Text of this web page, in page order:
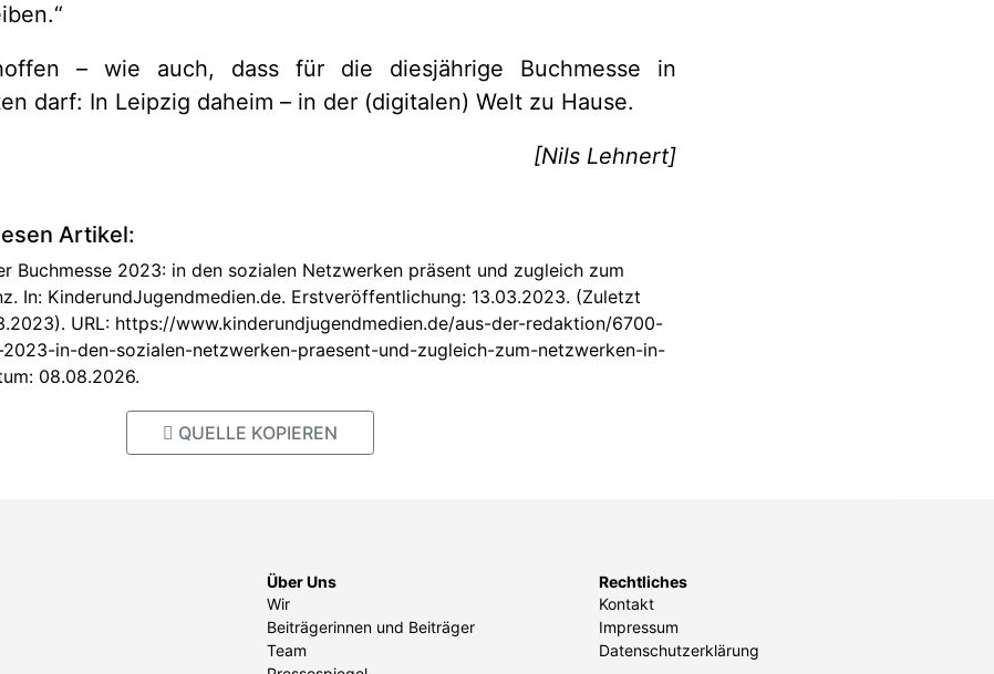
– wie auch, dass für die diesjährige Buchmesse in
darf: In Leipzig daheim – in der (digitalen) Welt zu Hause.
[Nils Lehnert]
Artikel:
Buchmesse 2023: in den sozialen Netzwerken präsent und zugleich zum
In: KinderundJugendmedien.de. Erstveröffentlichung: 13.03.2023. (Zuletzt
URL: https://www.kinderundjugendmedien.de/aus-der-redaktion/6700-
2023-in-den-sozialen-netzwerken-praesent-und-zugleich-zum-netzwerken-in-
08.08.2026.
QUELLE KOPIEREN
Über Uns
Wir
Beiträgerinnen und Beiträger
Team
Rechtliches
Kontakt
Impressum
Datenschutzerklärung